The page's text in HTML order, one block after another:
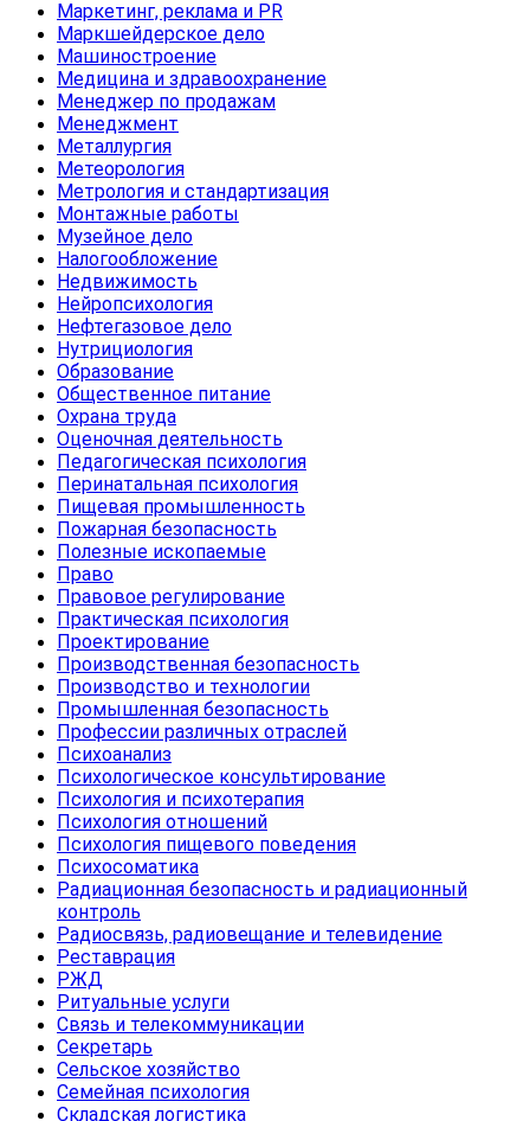
Маркетинг, реклама и PR
Маркшейдерское дело
Машиностроение
Медицина и здравоохранение
Менеджер по продажам
Менеджмент
Металлургия
Метеорология
Метрология и стандартизация
Монтажные работы
Музейное дело
Налогообложение
Недвижимость
Нейропсихология
Нефтегазовое дело
Нутрициология
Образование
Общественное питание
Охрана труда
Оценочная деятельность
Педагогическая психология
Перинатальная психология
Пищевая промышленность
Пожарная безопасность
Полезные ископаемые
Право
Правовое регулирование
Практическая психология
Проектирование
Производственная безопасность
Производство и технологии
Промышленная безопасность
Профессии различных отраслей
Психоанализ
Психологическое консультирование
Психология и психотерапия
Психология отношений
Психология пищевого поведения
Психосоматика
Радиационная безопасность и радиационный
контроль
Радиосвязь, радиовещание и телевидение
Реставрация
РЖД
Ритуальные услуги
Связь и телекоммуникации
Секретарь
Сельское хозяйство
Семейная психология
Складская логистика